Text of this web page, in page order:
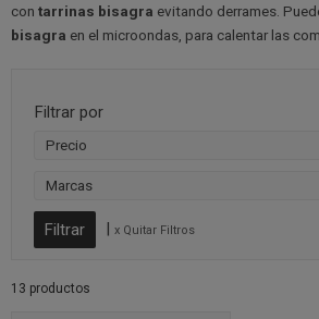
con tarrinas bisagra evitando derrames.
bisagra en el microondas, para calentar las
Filtrar por
Precio
Marcas
| x Quitar Filtros
13 productos